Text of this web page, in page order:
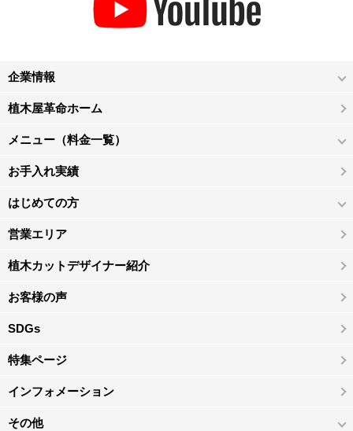
企業情報
植木屋革命ホーム
メニュー（料金一覧）
お手入れ実績
はじめての方
営業エリア
植木カットデザイナー紹介
お客様の声
SDGs
特集ページ
インフォメーション
その他